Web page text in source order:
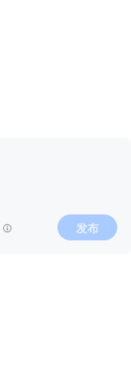
发布